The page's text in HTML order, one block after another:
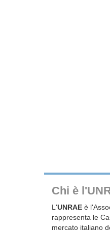
Chi è
L'UNRAE è
rappresenta le
mercato italiano